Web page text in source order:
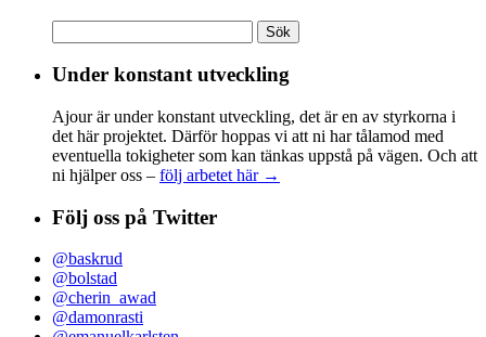
efter:
Under konstant utveckling
Ajour är under konstant utveckling, det är en av styrkorna i
det här projektet. Därför hoppas vi att ni har tålamod med
eventuella tokigheter som kan tänkas uppstå på vägen. Och att
ni hjälper oss – följ arbetet här →
Följ oss på Twitter
@baskrud
@bolstad
@cherin_awad
@damonrasti